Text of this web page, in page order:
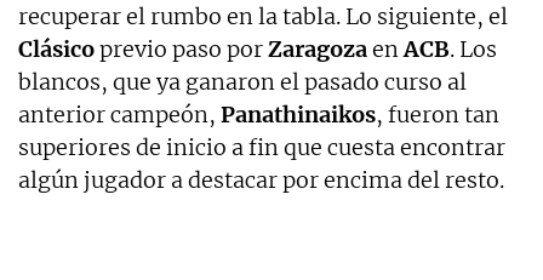
recuperar el rumbo en la tabla. Lo siguiente, el
Clásicoprevio paso porZaragozaenACB. Los
blancos, que ya ganaron el pasado curso al
anterior campeón, Panathinaikos, fueron tan
superiores de inicio a fin que cuesta encontrar
algún jugador a destacar por encima del resto.